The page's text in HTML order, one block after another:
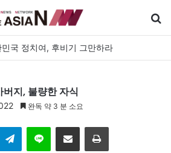
국 정치여, 후비기 그만하라
지, 불량한 자식
완독 약 3 분 소요
Telegram 이메일